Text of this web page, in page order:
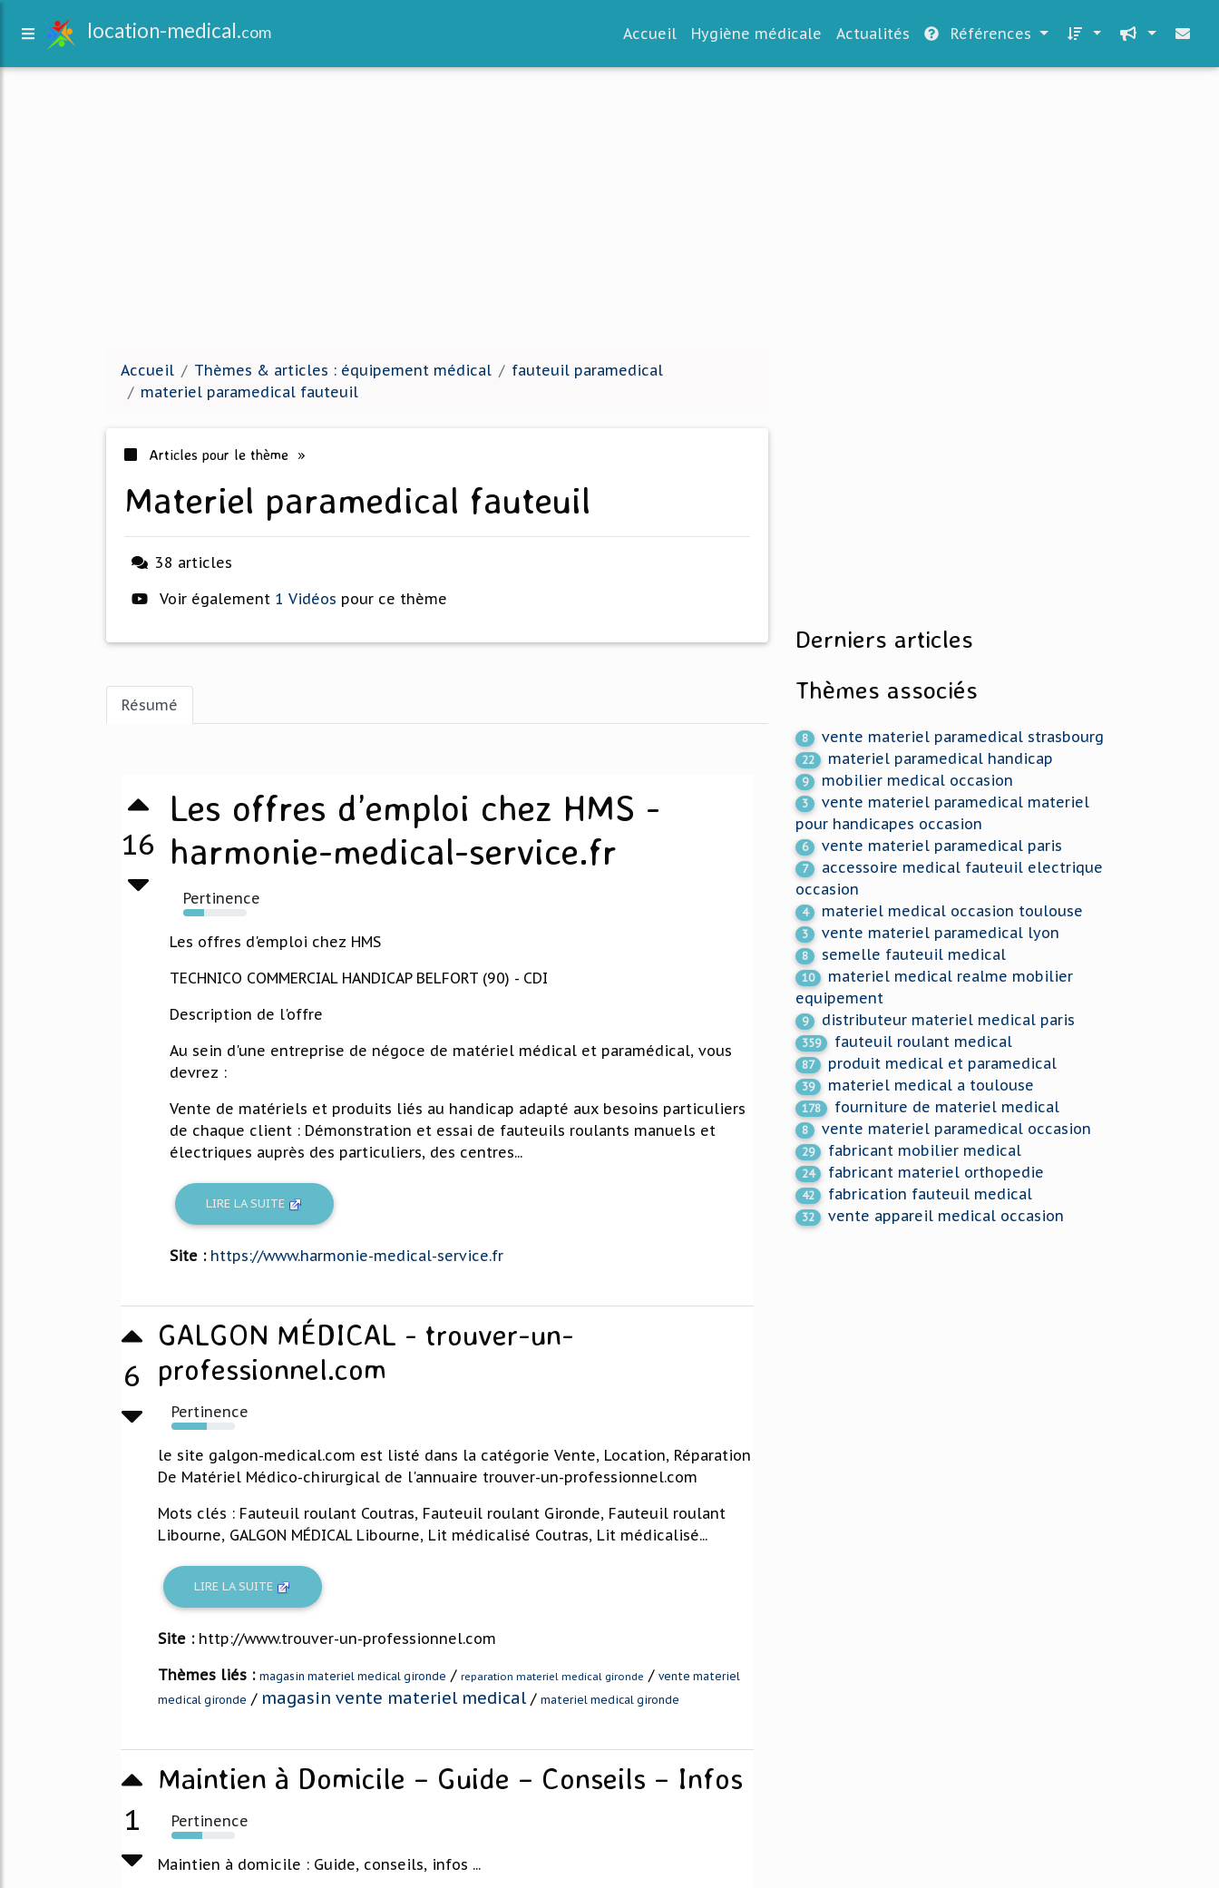
location-medical.com Accueil Hygiène médicale Actualités Références
Accueil Thèmes & articles : équipement médical
fauteuil paramedical
materiel paramedical fauteuil
Articles pour le thème »
materiel paramedical fauteuil
38 articles
Voir également 1 Vidéos pour ce thème
Résumé
16
Les offres d’emploi chez HMS -
harmonie-medical-service.fr
Pertinence
33%
Les offres d'emploi chez HMS
TECHNICO COMMERCIAL HANDICAP BELFORT (90) - CDI
Description de l'offre
Au sein d'une entreprise de négoce de matériel médical et paramédical, vous
devrez :
Vente de matériels et produits liés au handicap adapté aux besoins particuliers
de chaque client : Démonstration et essai de fauteuils roulants manuels et
électriques auprès des particuliers, des centres...
LIRE LA SUITE
Site : https://www.harmonie-medical-service.fr
6
GALGON MÉDICAL - trouver-un-
professionnel.com
Pertinence
56%
le site galgon-medical.com est listé dans la catégorie Vente, Location, Réparation
De Matériel Médico-chirurgical de l'annuaire trouver-un-professionnel.com
Mots clés : Fauteuil roulant Coutras, Fauteuil roulant Gironde, Fauteuil roulant
Libourne, GALGON MÉDICAL Libourne, Lit médicalisé Coutras, Lit médicalisé...
LIRE LA SUITE
Site : http://www.trouver-un-professionnel.com
Thèmes liés : magasin materiel medical gironde / reparation materiel medical gironde / vente materiel
medical gironde / magasin vente materiel medical / materiel medical gironde
1
Maintien à Domicile – Guide – Conseils – Infos
Pertinence
49%
Maintien à domicile : Guide, conseils, infos ...
Derniers articles
Thèmes associés
8 vente materiel paramedical strasbourg
22 materiel paramedical handicap
9 mobilier medical occasion
3
vente materiel paramedical materiel
pour handicapes occasion
6 vente materiel paramedical paris
7
accessoire medical fauteuil electrique
occasion
4 materiel medical occasion toulouse
3 vente materiel paramedical lyon
8 semelle fauteuil medical
10
materiel medical realme mobilier
equipement
9 distributeur materiel medical paris
359 fauteuil roulant medical
87 produit medical et paramedical
39 materiel medical a toulouse
178 fourniture de materiel medical
8 vente materiel paramedical occasion
29 fabricant mobilier medical
24 fabricant materiel orthopedie
42 fabrication fauteuil medical
32 vente appareil medical occasion